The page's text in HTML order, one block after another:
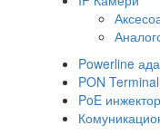
Powerline
PON Terminal
PoE